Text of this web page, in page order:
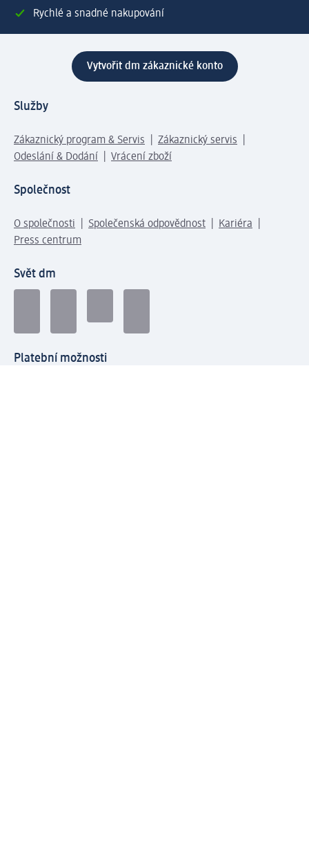
Rychlé a snadné nakupování
Vytvořit dm zákaznické konto
Služby
Zákaznický program & Servis
Zákaznický servis
Odeslání & Dodání
Vrácení zboží
Společnost
O společnosti Společenská odpovědnost
Kariéra
Press centrum
Svět dm
Platební možnosti